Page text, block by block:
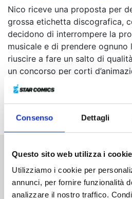
Consenso Dettagli
Questo sito web utilizza i cookie
Utilizziamo i cookie per
annunci, per fornire funzionalità
analizzare il nostro traffico.
Nico riceve una proposta per
grossa etichetta discografica,
decidono di interrompere la
musicale e di prendere
riuscire a fare un salto di
un concorso per corti
mentre cerca di trovare il
nella sua università studiano
Altri volumi